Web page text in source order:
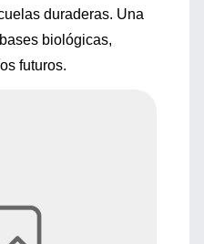
duraderas. Una
biológicas,
futuros.